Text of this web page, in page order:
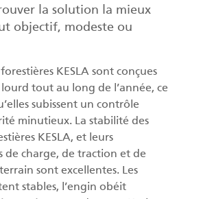
la solution la mieux
objectif, modeste ou
KESLA sont conçues
tout au long de l’année, ce
subissent un contrôle
minutieux. La stabilité des
KESLA, et leurs
de charge, de traction et de
sont excellentes. Les
stables, l’engin obéit